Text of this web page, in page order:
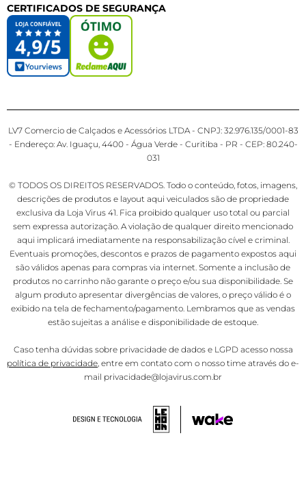
CERTIFICADOS DE SEGURANÇA
LV7 Comercio de Calçados e Acessórios LTDA - CNPJ: 32.976.135/0001-83
- Endereço: Av. Iguaçu, 4400 - Água Verde - Curitiba - PR - CEP: 80.240-
031
© TODOS OS DIREITOS RESERVADOS. Todo o conteúdo, fotos, imagens,
descrições de produtos e layout aqui veiculados são de propriedade
exclusiva da Loja Virus 41. Fica proibido qualquer uso total ou parcial
sem expressa autorização. A violação de qualquer direito mencionado
aqui implicará imediatamente na responsabilização cível e criminal.
Eventuais promoções, descontos e prazos de pagamento expostos aqui
são válidos apenas para compras via internet. Somente a inclusão de
produtos no carrinho não garante o preço e/ou sua disponibilidade. Se
algum produto apresentar divergências de valores, o preço válido é o
exibido na tela de fechamento/pagamento. Lembramos que as vendas
estão sujeitas a análise e disponibilidade de estoque.
Caso tenha dúvidas sobre privacidade de dados e LGPD acesso nossa
política de privacidade, entre em contato com o nosso time através do e-
mail privacidade@lojavirus.com.br